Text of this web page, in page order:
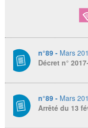
n°89 - Mars
Décret n°
n°89 - Mars
Arrêté du 13